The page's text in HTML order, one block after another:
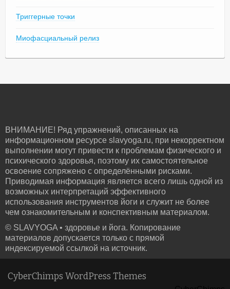
Триггерные точки
Миофасциальный релиз
ВНИМАНИЕ! Ряд упражнений, описанных на
информационном ресурсе slavyoga.ru, при некорректном
выполнении могут привести к проблемам физического и
психического здоровья, поэтому их самостоятельное
освоение сопряжено с определёнными рисками.
Приводимая информация является всего лишь одной из
возможных интерпретаций эффективного
использования инструментов йоги и служит не более
чем ознакомительным и конспективным материалом.
© SLAVYOGA • здоровье и йога. Копирование
материалов допускается только с прямой
индексируемой ссылкой на источник.
CyberChimps WordPress Themes